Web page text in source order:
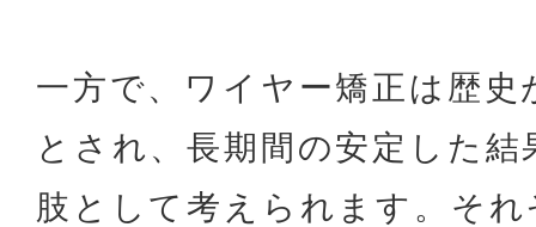
一方で、ワイヤー矯正は歴
とされ、長期間の安定した
肢として考えられます。そ